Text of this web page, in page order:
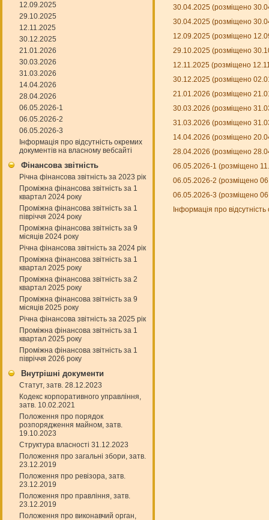
12.09.2025
29.10.2025
12.11.2025
30.12.2025
21.01.2026
30.03.2026
31.03.2026
14.04.2026
28.04.2026
06.05.2026-1
06.05.2026-2
06.05.2026-3
Інформація про відсутність окремих
документів на власному вебсайті
Фінансова звітність
Річна фінансова звітність за 2023 рік
Проміжна фінансова звітність за 1
квартал 2024 року
Проміжна фінансова звітність за 1
півріччя 2024 року
Проміжна фінансова звітність за 9
місяців 2024 року
Річна фінансова звітність за 2024 рік
Проміжна фінансова звітність за 1
квартал 2025 року
Проміжна фінансова звітність за 2
квартал 2025 року
Проміжна фінансова звітність за 9
місяців 2025 року
Річна фінансова звітність за 2025 рік
Проміжна фінансова звітність за 1
квартал 2025 року
Проміжна фінансова звітність за 1
півріччя 2026 року
Внутрішні документи
Статут, затв. 28.12.2023
Кодекс корпоративного управління,
затв. 10.02.2021
Положення про порядок
розпорядження майном, затв.
19.10.2023
Структура власності 31.12.2023
Положення про загальні збори, затв.
23.12.2019
Положення про ревізора, затв.
23.12.2019
Положення про правління, затв.
23.12.2019
Положення про виконавчий орган,
30.04.2025 (розміщено
30.04.2025 (розміщено
12.09.2025 (розміщено
29.10.2025 (розміщено
12.11.2025 (розміщено
30.12.2025 (розміщено
21.01.2026 (розміщено
30.03.2026 (розміщено
31.03.2026 (розміщено
14.04.2026 (розміщено
28.04.2026 (розміщено
06.05.2026-1 (розміщено
06.05.2026-2 (розміщено
06.05.2026-3 (розміщено
Інформація про